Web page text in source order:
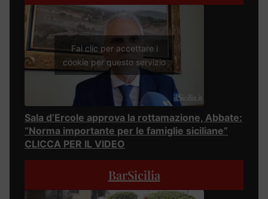
Fai clic per accettare i
cookie per questo servizio
Sala d’Ercole approva la rottamazione, Abbate:
“Norma importante per le famiglie siciliane”
CLICCA PER IL VIDEO
BarSicilia